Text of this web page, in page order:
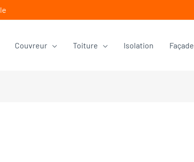
Couvreur Toiture Isolation Façade